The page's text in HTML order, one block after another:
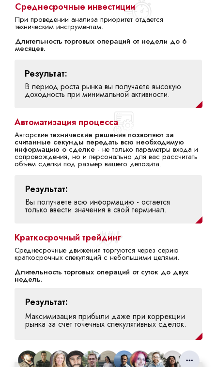
Среднесрочные инвестиции
При проведении анализа приоритет отдается
техническим инструментам.
Длительность торговых операций от недели до 6
месяцев.
Автоматизация процесса
Результат:
В период роста рынка вы получаете высокую
доходность при минимальной активности.
Авторскиетехнические решения позволяют за
считанные секунды передать всю необходимую
информацию о сделке- не только параметры входа и
сопровождения, но и персонально для вас рассчитать
объем сделки под размер вашего депозита.
Краткосрочный трейдинг
Среднесрочные движения торгуются через серию
краткосрочных спекуляций с небольшими целями.
Длительность торговых операций от суток до двух
недель.
Результат:
Вы получаете всю информацию - остается
только ввести значения в свой терминал.
Результат:
Максимизация прибыли даже при коррекции
рынка за счет точечных спекулятивных сделок.